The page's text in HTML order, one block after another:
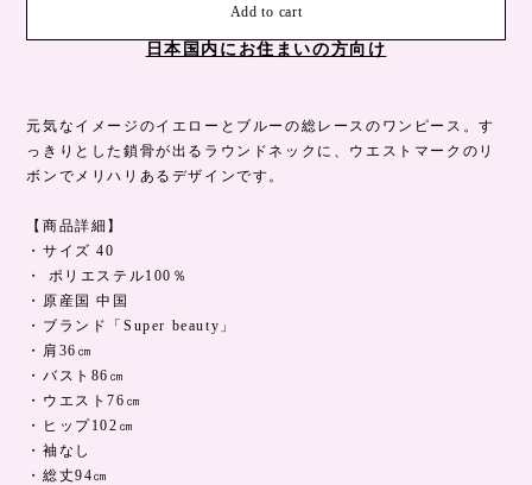
Add to cart
日本国内にお住まいの方向け
元気なイメージのイエローとブルーの総レースのワンピース。す
っきりとした鎖骨が出るラウンドネックに、ウエストマークのリ
ボンでメリハリあるデザインです。
【商品詳細】
・サイズ 40
・ ポリエステル100％
・原産国 中国
・ブランド「Super beauty」
・肩36㎝
・バスト86㎝
・ウエスト76㎝
・ヒップ102㎝
・袖なし
・総丈94㎝